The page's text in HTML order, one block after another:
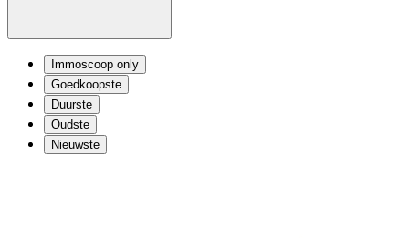
Immoscoop only
Goedkoopste
Duurste
Oudste
Nieuwste